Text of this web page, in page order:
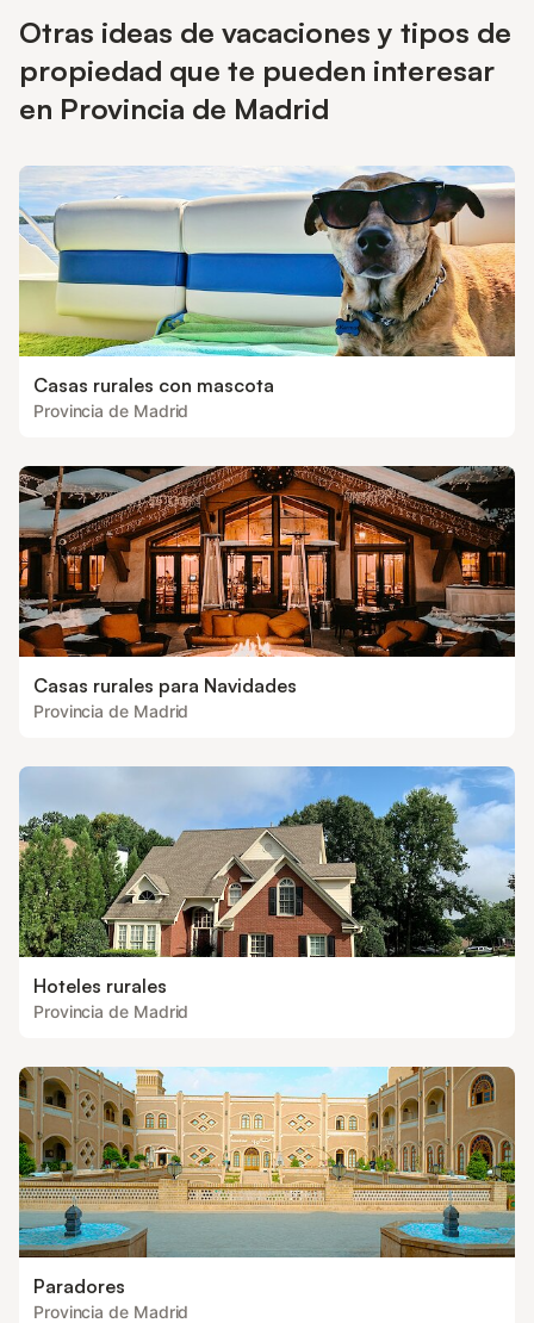
Otras ideas de vacaciones y tipos de
propiedad que te pueden interesar
en Provincia de Madrid
Casas rurales con mascota
Provincia de Madrid
Casas rurales para Navidades
Provincia de Madrid
Hoteles rurales
Provincia de Madrid
Paradores
Provincia de Madrid